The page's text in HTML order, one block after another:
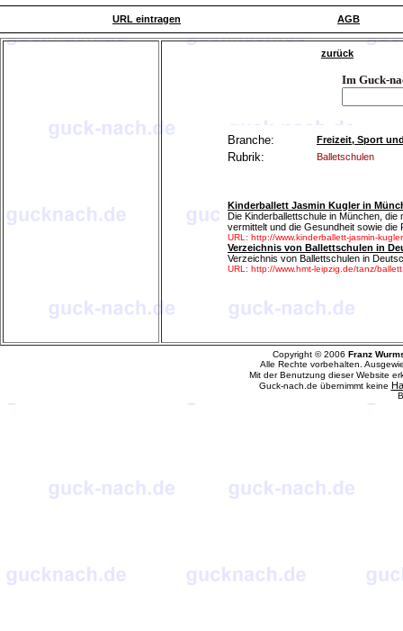
URL eintragen AGB
zurück
Im Guck-
Branche: Freizeit, Sport
Rubrik: Balletschulen
Kinderballett Jasmin Kugler in
Die Kinderballettschule in München,
vermittelt und die Gesundheit sowie
URL: http://www.kinderballett-jasmin-
Verzeichnis von Ballettschulen in
Verzeichnis von Ballettschulen in
URL: http://www.hmt-leipzig.de/tanz/
Copyright © 2006 Franz
Alle Rechte vorbehalten.
Mit der Benutzung dieser Website
Guck-nach.de übernimmt keine